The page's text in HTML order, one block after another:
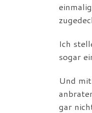
Ich
sogar
Und
gar